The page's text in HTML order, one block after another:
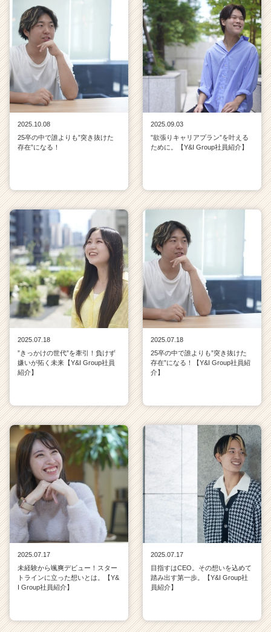
2025.10.08
25卒の中で誰よりも”突き抜けた
存在”になる！
2025.09.03
”欲張りキャリアプラン”を叶える
ために。【Y&I Group社員紹介】
2025.07.18
”きっかけの世代”を牽引！負けず
嫌いが拓く未来【Y&I Group社員
紹介】
2025.07.18
25卒の中で誰よりも”突き抜けた
存在”になる！【Y&I Group社員紹
介】
2025.07.17
未経験から颯爽デビュー！スター
トラインに立った想いとは。【Y&
I Group社員紹介】
2025.07.17
目指すはCEO。その想いを込めて
踏み出す第一歩。【Y&I Group社
員紹介】